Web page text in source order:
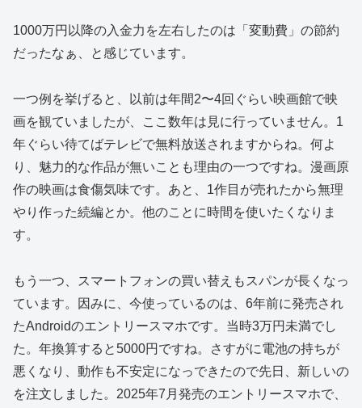
1000万円以降の入金力を左右したのは「変動費」の節約
だったなぁ、と感じています。
一つ例を挙げると、以前は年間2〜4回ぐらい映画館で映
画を観ていましたが、ここ数年は見に行っていません。1
年ぐらい待てばテレビで無料放送されますからね。何よ
り、魅力的な作品が無いことも理由の一つですね。漫画原
作の映画は食傷気味です。あと、1作目が売れたから無理
やり作った続編とか。他のことに時間を使いたくなりま
す。
もう一つ、スマートフォンの買い替えもスパンが長くなっ
ています。因みに、今使っているのは、6年前に発売され
たAndroidのエントリースマホです。当時3万円未満でし
た。年換算すると5000円ですね。さすがに電池の持ちが
悪くなり、動作も不安定になっできたので先日、新しいの
を注文しました。2025年7月発売のエントリースマホで、